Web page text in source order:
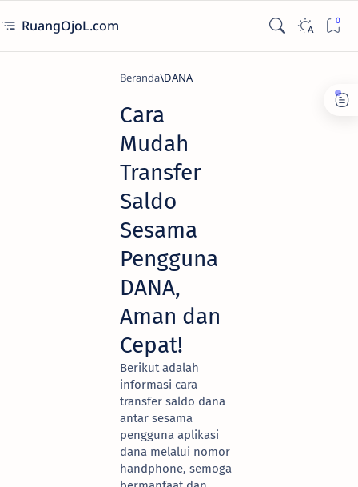
RuangOjoL.com
Beranda DANA
Cara
Mudah
Transfer
Saldo
Sesama
Pengguna
DANA,
Aman dan
Cepat!
Berikut adalah
informasi cara
transfer saldo dana
antar sesama
pengguna aplikasi
dana melalui nomor
handphone, semoga